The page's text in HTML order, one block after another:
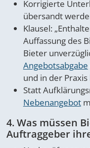
Korrigierte
übersandt
Klausel:
Auffassung des
Bieter
Angebotsabgabe
und in der Praxis
Statt
Nebenangebot
4. Was müssen
Auftraggeber